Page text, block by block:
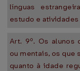
línguas
estudo e
Art. 9º. Os alunos
ou mentais, os que
quanto à idade